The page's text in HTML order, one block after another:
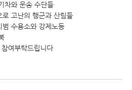
차와 운송 수단들
고난의 행군과 산림들
수용소와 강제노동
여부탁드립니다